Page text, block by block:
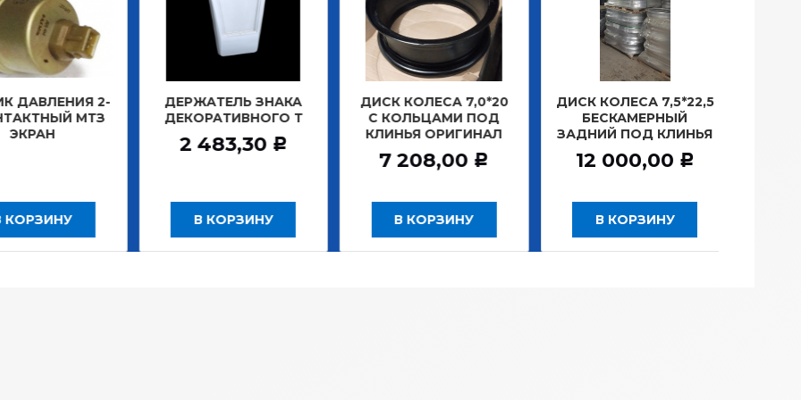
2-
МТЗ
ДЕРЖАТЕЛЬ ЗНАКА
ДЕКОРАТИВНОГО Т
2 483,30 Р
В КОРЗИНУ
ДИСК КОЛЕСА 7,0*20
С КОЛЬЦАМИ ПОД
КЛИНЬЯ ОРИГИНАЛ
7 208,00 Р
В КОРЗИНУ
ДИСК КОЛЕСА 7,5*22,5
БЕСКАМЕРНЫЙ
ЗАДНИЙ ПОД КЛИНЬЯ
12 000,00 Р
В КОРЗИНУ
ЗАМОК